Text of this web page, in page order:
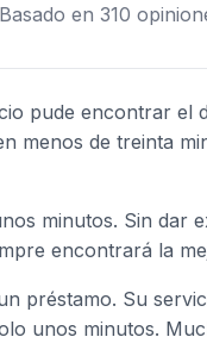
Basado en 310
pude encontrar el
menos de treinta
minutos. Sin dar
encontrará la
préstamo. Su
unos minutos.